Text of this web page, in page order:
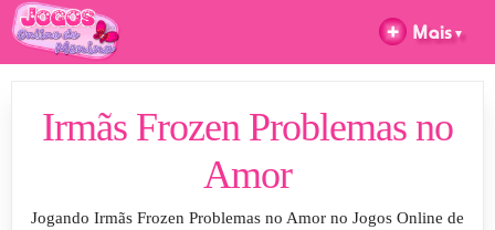
Irmãs Frozen Problemas no
Amor
Jogando Irmãs Frozen Problemas no Amor no Jogos Online de